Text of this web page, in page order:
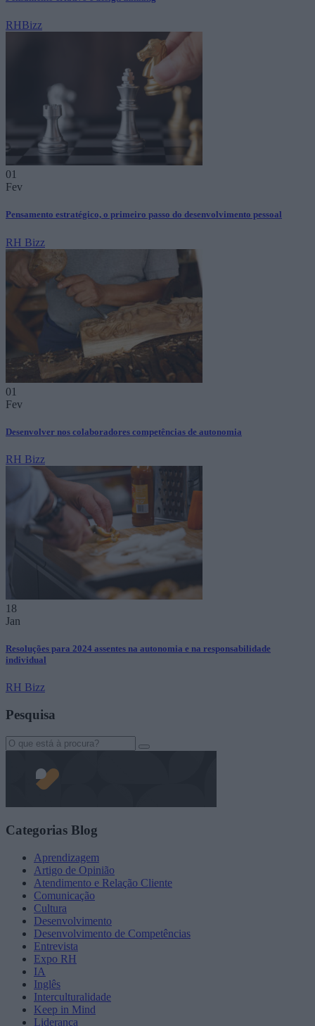
RHBizz
01
Fev
Pensamento estratégico, o primeiro passo do desenvolvimento pessoal
RH Bizz
01
Fev
Desenvolver nos colaboradores competências de autonomia
RH Bizz
18
Jan
Resoluções para 2024 assentes na autonomia e na responsabilidade
individual
RH Bizz
Pesquisa
Search
for:
Categorias Blog
Aprendizagem
Artigo de Opinião
Atendimento e Relação Cliente
Comunicação
Cultura
Desenvolvimento
Desenvolvimento de Competências
Entrevista
Expo RH
IA
Inglês
Interculturalidade
Keep in Mind
Liderança